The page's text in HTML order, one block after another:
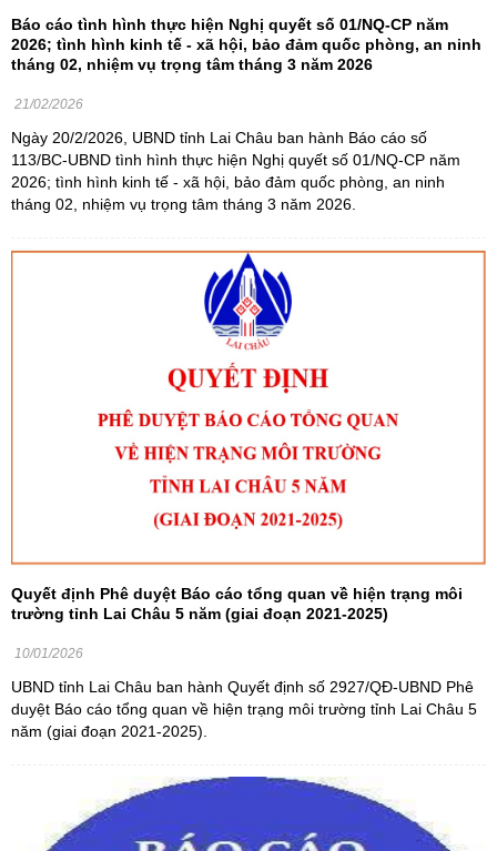
Báo cáo tình hình thực hiện Nghị quyết số 01/NQ-CP năm
2026; tình hình kinh tế - xã hội, bảo đảm quốc phòng, an ninh
tháng 02, nhiệm vụ trọng tâm tháng 3 năm 2026
21/02/2026
Ngày 20/2/2026, UBND tỉnh Lai Châu ban hành Báo cáo số
113/BC-UBND tình hình thực hiện Nghị quyết số 01/NQ-CP năm
2026; tình hình kinh tế - xã hội, bảo đảm quốc phòng, an ninh
tháng 02, nhiệm vụ trọng tâm tháng 3 năm 2026.
Quyết định Phê duyệt Báo cáo tổng quan về hiện trạng môi
trường tỉnh Lai Châu 5 năm (giai đoạn 2021-2025)
10/01/2026
UBND tỉnh Lai Châu ban hành Quyết định số 2927/QĐ-UBND Phê
duyệt Báo cáo tổng quan về hiện trạng môi trường tỉnh Lai Châu 5
năm (giai đoạn 2021-2025).